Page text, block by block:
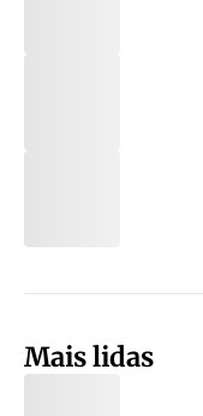
Mais lidas